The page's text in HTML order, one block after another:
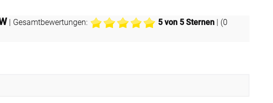
| Gesamtbewertungen: 5von 5 Sternen | (0